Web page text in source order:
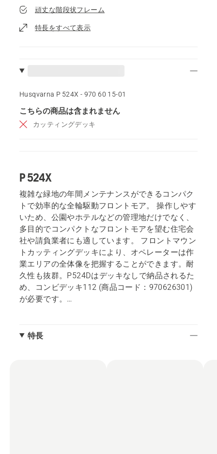
頑丈な階段状フレーム
特長をすべて表示
Husqvarna P 524X - 970 60 15‑01
こちらの商品は含まれません
カッティングデッキ
P 524X
複雑な緑地の年間メンテナンスができるコンパク
トで効率的な全輪駆動フロントモア。 操作しやす
いため、公園やホテルなどの管理地だけでなく、
多目的でコンパクトなフロントモアを望む住宅会
社や請負業者にも適しています。 フロントマウン
トカッティングデッキにより、オペレーターは作
業エリアの全体像を把握することができます。耐
久性も抜群。P524Dはデッキなしで納品されるた
め、コンビデッキ112 (商品コード：970626301)
が必要です。
特長